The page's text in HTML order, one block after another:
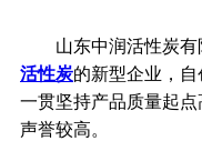
山东中润活性炭有
活性炭的新型企业，
一贯坚持产品质量起
声誉较高。